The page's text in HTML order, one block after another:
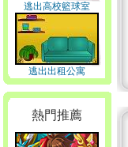
逃出高校籃球室
逃出出租公寓
熱門推薦